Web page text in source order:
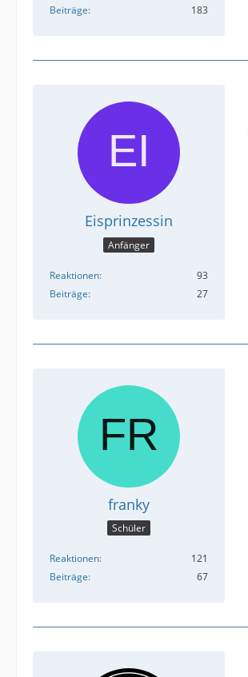
Beiträge
183
Eisprinzessin
Anfänger
Reaktionen
93
Beiträge
27
franky
Schüler
Reaktionen
121
Beiträge
67